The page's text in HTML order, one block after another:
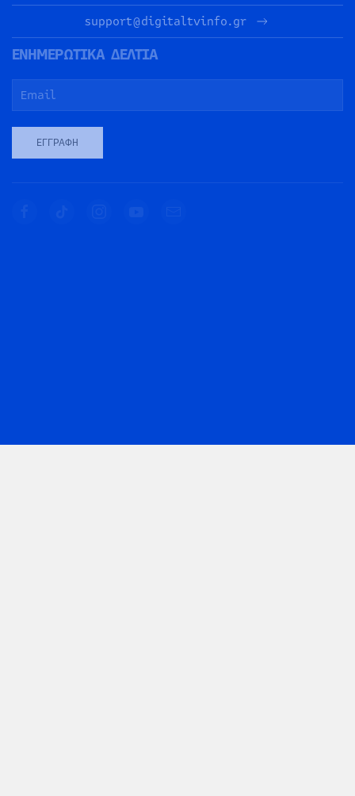
support@digitaltvinfo.gr
ΕΝΗΜΕΡΩΤΙΚΑ ΔΕΛΤΙΑ
ΕΓΓΡΑΦΉ